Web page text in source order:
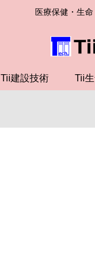
医療保健・生命
Tii建設技術 Tii